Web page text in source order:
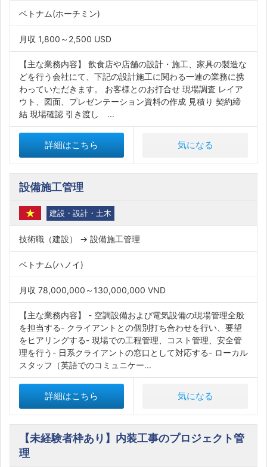
ベトナム(ホーチミン)
月収 1,800～2,500 USD
【主な業務内容】 飲食店や店舗の設計・施工、家具の製造な
どを行う会社にて、下記の設計施工に関わる一連の業務に携
わっていただきます。 お客様とのお打合せ 現場調査 レイア
ウト、図面、プレゼンテーション資料の作成 見積り 契約締
結 現場確認 引き渡し ...
詳細はこちら 気になる
設備施工管理
建設・設計・土木
技術職（建設） → 設備施工管理
ベトナム(ハノイ)
月収 78,000,000～130,000,000 VND
【主な業務内容】 - 空調設備および電気設備の現場管理全般
を担当する- クライアントとの個別打ち合わせを行い、要望
をヒアリングする- 現場での工程管理、コスト管理、安全管
理を行う- 日系クライアントの窓口として対応する- ローカル
スタッフ（英語でのコミュニケー...
詳細はこちら 気になる
【未経験者枠あり】内装工事のプロジェクト管
理